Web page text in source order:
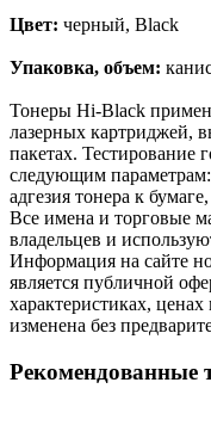
Цвет: черный, Black
Упаковка, объем:
Тонеры Hi-Black
лазерных картриджей,
пакетах. Тестирование
следующим параметрам:
адгезия тонера к
Все имена и торговые
владельцев и
Информация на сайте
является публичной
характеристиках,
изменена без
Рекомендованные